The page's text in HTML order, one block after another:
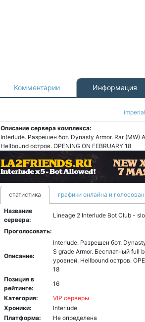
Комментарии Информация
imperial
Описание сервера комплекса:
Interlude. Разрешен бот. Dynasty Armor. Rar
Hellbound остров. OPENING ON FEBRUARY 18
статистика графики онлайна и
Название
сервера:
Lineage 2 Interlude Bot Club -
Проголосовать:
Описание:
Interlude. Разрешен бот.
S grade Armor. Бесплатный full
уровней. Hellbound остров.
18
Позиция в
рейтинге:
16
Категория:
VIP серверы
Хроники:
Interlude
Платформа:
Не определена